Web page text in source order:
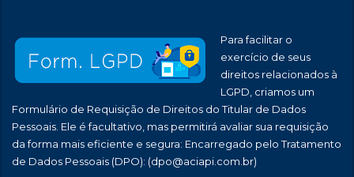
Para facilitar o
exercício de seus
direitos relacionados à
LGPD, criamos um
Formulário de Requisição de Direitos do Titular de Dados
Pessoais. Ele é facultativo, mas permitirá avaliar sua requisição
da forma mais eficiente e segura: Encarregado pelo Tratamento
de Dados Pessoais (DPO): (dpo@aciapi.com.br)